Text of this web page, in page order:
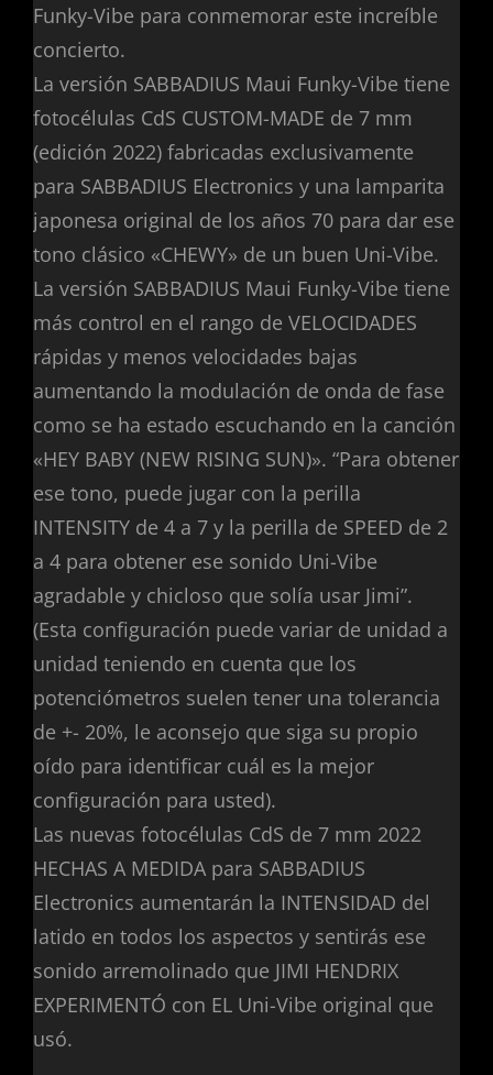
Funky-Vibe para conmemorar este increíble
concierto.
La versión SABBADIUS Maui Funky-Vibe tiene
fotocélulas CdS CUSTOM-MADE de 7 mm
(edición 2022) fabricadas exclusivamente
para SABBADIUS Electronics y una lamparita
japonesa original de los años 70 para dar ese
tono clásico «CHEWY» de un buen Uni-Vibe.
La versión SABBADIUS Maui Funky-Vibe tiene
más control en el rango de VELOCIDADES
rápidas y menos velocidades bajas
aumentando la modulación de onda de fase
como se ha estado escuchando en la canción
«HEY BABY (NEW RISING SUN)». “Para obtener
ese tono, puede jugar con la perilla
INTENSITY de 4 a 7 y la perilla de SPEED de 2
a 4 para obtener ese sonido Uni-Vibe
agradable y chicloso que solía usar Jimi”.
(Esta configuración puede variar de unidad a
unidad teniendo en cuenta que los
potenciómetros suelen tener una tolerancia
de +- 20%, le aconsejo que siga su propio
oído para identificar cuál es la mejor
configuración para usted).
Las nuevas fotocélulas CdS de 7 mm 2022
HECHAS A MEDIDA para SABBADIUS
Electronics aumentarán la INTENSIDAD del
latido en todos los aspectos y sentirás ese
sonido arremolinado que JIMI HENDRIX
EXPERIMENTÓ con EL Uni-Vibe original que
usó.